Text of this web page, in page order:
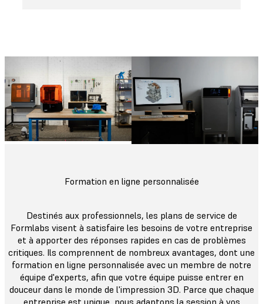
Formation en ligne personnalisée
Destinés aux professionnels, les plans de service de
Formlabs visent à satisfaire les besoins de votre entreprise
et à apporter des réponses rapides en cas de problèmes
critiques. Ils comprennent de nombreux avantages, dont une
formation en ligne personnalisée avec un membre de notre
équipe d'experts, afin que votre équipe puisse entrer en
douceur dans le monde de l'impression 3D. Parce que chaque